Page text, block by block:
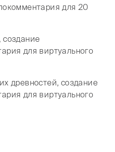
для 20
для виртуального
древностей, создание
для виртуального